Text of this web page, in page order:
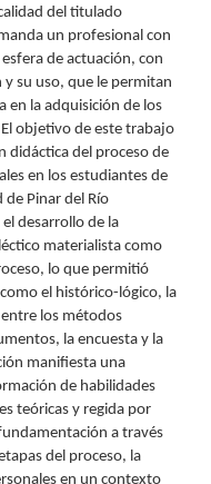
del titulado
un profesional con
de actuación, con
y su uso, que le permitan
en la adquisición de los
objetivo de este trabajo
didáctica del proceso de
en los estudiantes de
de Pinar del Río
desarrollo de la
materialista como
lo que permitió
el histórico-lógico, la
los métodos
la encuesta y la
manifiesta una
de habilidades
teóricas y regida por
a través
del proceso, la
en un contexto